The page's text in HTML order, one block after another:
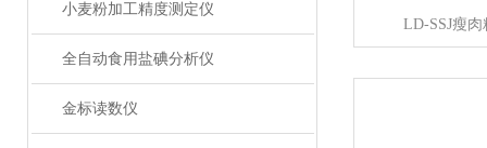
小麦粉加工精度测定仪
全自动食用盐碘分析仪
金标读数仪
LD-SSJ瘦